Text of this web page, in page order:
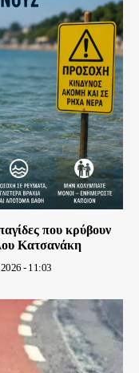
που κρύβουν
Κατσανάκη
- 11:03